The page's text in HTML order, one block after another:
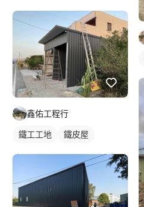
鑫佑工程行
鐵工工地 鐵皮屋